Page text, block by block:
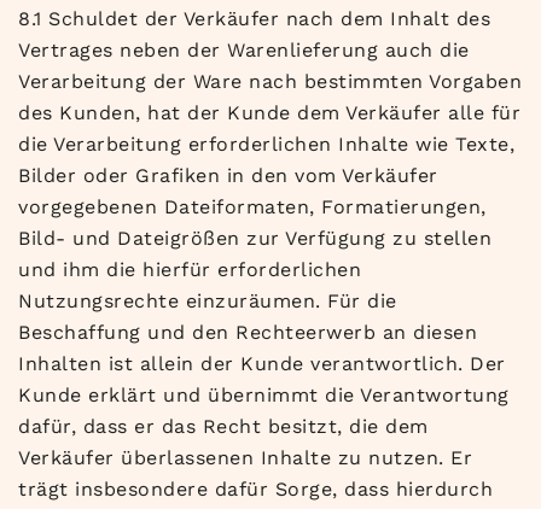
8.1 Schuldet der Verkäufer nach dem Inhalt des
Vertrages neben der Warenlieferung auch die
Verarbeitung der Ware nach bestimmten Vorgaben
des Kunden, hat der Kunde dem Verkäufer alle für
die Verarbeitung erforderlichen Inhalte wie Texte,
Bilder oder Grafiken in den vom Verkäufer
vorgegebenen Dateiformaten, Formatierungen,
Bild- und Dateigrößen zur Verfügung zu stellen
und ihm die hierfür erforderlichen
Nutzungsrechte einzuräumen. Für die
Beschaffung und den Rechteerwerb an diesen
Inhalten ist allein der Kunde verantwortlich. Der
Kunde erklärt und übernimmt die Verantwortung
dafür, dass er das Recht besitzt, die dem
Verkäufer überlassenen Inhalte zu nutzen. Er
trägt insbesondere dafür Sorge, dass hierdurch